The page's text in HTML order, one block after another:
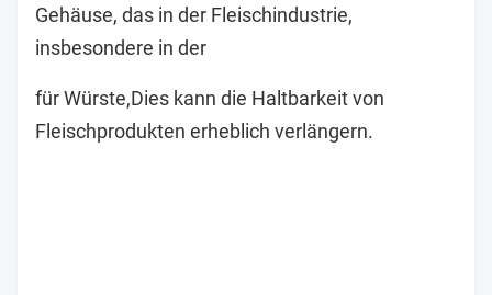
Gehäuse, das in der Fleischindustrie,
insbesondere in der
für Würste,Dies kann die Haltbarkeit von
Fleischprodukten erheblich verlängern.